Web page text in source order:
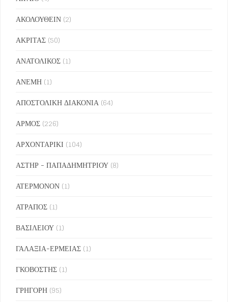
ΑΚΟΛΟΥΘΕΙΝ (2)
ΑΚΡΙΤΑΣ (50)
ΑΝΑΤΟΛΙΚΟΣ (1)
ΑΝΕΜΗ (1)
ΑΠΟΣΤΟΛΙΚΗ ΔΙΑΚΟΝΙΑ (64)
ΑΡΜΟΣ (226)
ΑΡΧΟΝΤΑΡΙΚΙ (104)
ΑΣΤΗΡ - ΠΑΠΑΔΗΜΗΤΡΙΟΥ (8)
ΑΤΕΡΜΟΝΟΝ (1)
ΑΤΡΑΠΟΣ (1)
ΒΑΣΙΛΕΙΟΥ (1)
ΓΑΛΑΞΙΑ-ΕΡΜΕΙΑΣ (1)
ΓΚΟΒΟΣΤΗΣ (1)
ΓΡΗΓΟΡΗ (95)